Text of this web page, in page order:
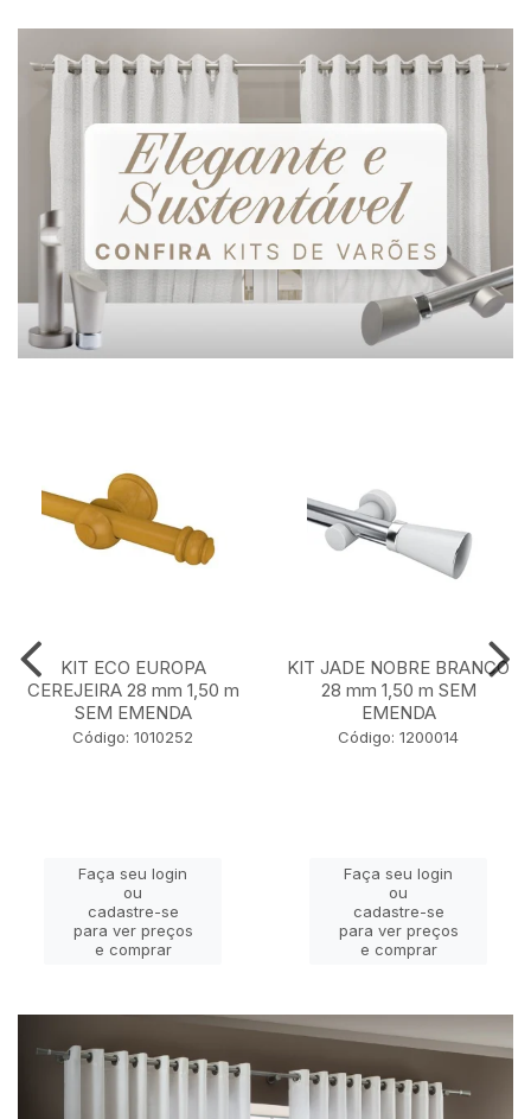
KIT ECO EUROPA
CEREJEIRA 28 mm 1,50 m
SEM EMENDA
Código: 1010252
Faça seu login
ou
cadastre-se
para ver preços
e comprar
KIT JADE NOBRE BRANCO
28 mm 1,50 m SEM
EMENDA
Código: 1200014
Faça seu login
ou
cadastre-se
para ver preços
e comprar